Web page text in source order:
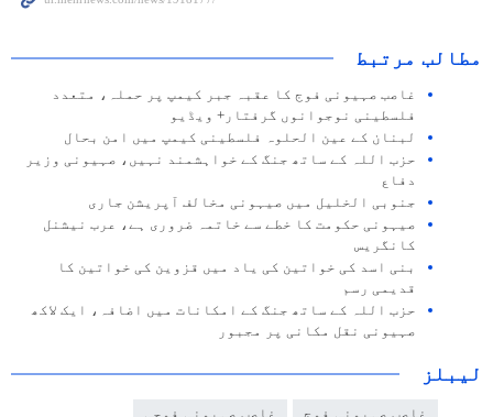
مطالب مرتبط
غاصب صہیونی فوج کا عقبہ جبر کیمپ پر حملہ، متعدد
فلسطینی نوجوانوں گرفتار+ ویڈیو
لبنان کے عین الحلوہ فلسطینی کیمپ میں امن بحال
حزب اللہ کے ساتھ جنگ کے خواہشمند نہیں، صہیونی وزیر
دفاع
جنوبی الخلیل میں صیہونی مخالف آپریشن جاری
صیہونی حکومت کا خطے سے خاتمہ ضروری ہے، عرب نیشنل
کانگریس
بنی اسد کی خواتین کی یاد میں قزوین کی خواتین کا
قدیمی رسم
حزب اللہ کے ساتھ جنگ کے امکانات میں اضافہ، ایک لاکھ
صہیونی نقل مکانی پر مجبور
لیبلز
غاصب صہیونی فوج غاصب صہیونی فوجی